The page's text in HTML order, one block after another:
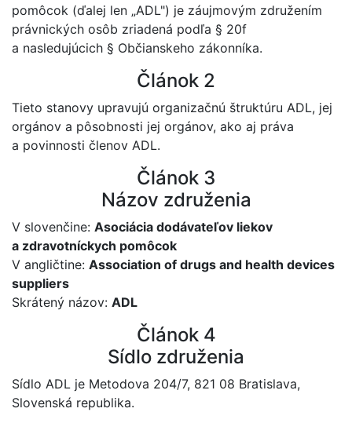
pomôcok (ďalej len „ADL") je záujmovým združením
právnických osôb zriadená podľa § 20f
a nasledujúcich § Občianskeho zákonníka.
Článok 2
Tieto stanovy upravujú organizačnú štruktúru ADL, jej
orgánov a pôsobnosti jej orgánov, ako aj práva
a povinnosti členov ADL.
Článok 3
Názov združenia
V slovenčine: Asociácia dodávateľov liekov
a zdravotníckych pomôcok
V angličtine: Association of drugs and health devices
suppliers
Skrátený názov: ADL
Článok 4
Sídlo združenia
Sídlo ADL je Metodova 204/7, 821 08 Bratislava,
Slovenská republika.